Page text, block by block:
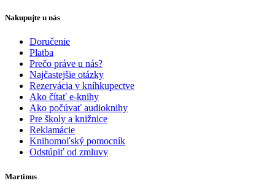
Nakupujte u nás
Doručenie
Platba
Prečo práve u nás?
Najčastejšie otázky
Rezervácia v kníhkupectve
Ako čítať e-knihy
Ako počúvať audioknihy
Pre školy a knižnice
Reklamácie
Knihomoľský pomocník
Odstúpiť od zmluvy
Martinus